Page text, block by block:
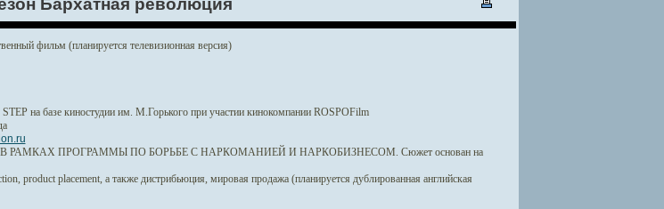
Бархатная революция
фильм (планируется телевизионная версия)
на базе киностудии им. М.Горького при участии кинокомпании ROSPOFilm
РАМКАХ ПРОГРАММЫ ПО БОРЬБЕ С НАРКОМАНИЕЙ И НАРКОБИЗНЕСОМ. Сюжет основан на
product placement, а также дистрибьюция, мировая продажа (планируется дублированная английская